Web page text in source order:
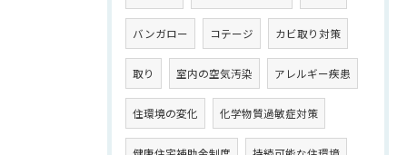
バンガロー コテージ カビ取り対策
取り 室内の空気汚染 アレルギー疾患
住環境の変化 化学物質過敏症対策